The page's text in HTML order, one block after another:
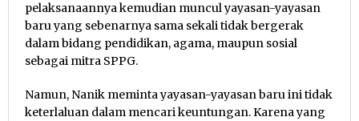
pelaksanaannya kemudian muncul yayasan-yayasan
baru yang sebenarnya sama sekali tidak bergerak
dalam bidang pendidikan, agama, maupun sosial
sebagai mitra SPPG.
Namun, Nanik meminta yayasan-yayasan baru ini tidak
keterlaluan dalam mencari keuntungan. Karena yang